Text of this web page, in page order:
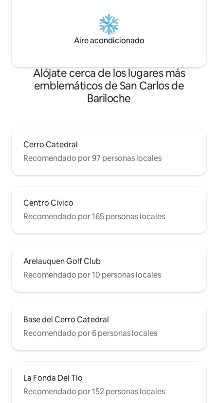
Aire acondicionado
Alójate cerca de los lugares más
emblemáticos de San Carlos de
Bariloche
Cerro Catedral
Recomendado por 97 personas locales
Centro Civico
Recomendado por 165 personas locales
Arelauquen Golf Club
Recomendado por 10 personas locales
Base del Cerro Catedral
Recomendado por 6 personas locales
La Fonda Del Tio
Recomendado por 152 personas locales